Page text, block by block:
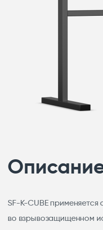
SF-K-CUBE
во взрывозащищенном